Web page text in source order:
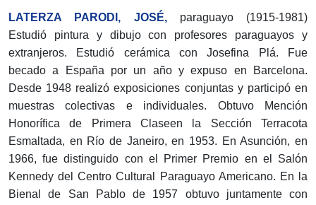
LATERZA PARODI, JOSÉ,paraguayo (1915-1981)
Estudió pintura y dibujo con profesores paraguayos y
extranjeros. Estudió cerámica con Josefina Plá. Fue
becado a España por un año y expuso en Barcelona.
Desde 1948 realizó exposiciones conjuntas y participó en
muestras colectivas e individuales. Obtuvo Mención
Honorífica de Primera Claseen la Sección Terracota
Esmaltada, en Río de Janeiro, en 1953. En Asunción, en
1966, fue distinguido con el Primer Premio en el Salón
Kennedy del Centro Cultural Paraguayo Americano. En la
Bienal de San Pablo de 1957 obtuvo juntamente con